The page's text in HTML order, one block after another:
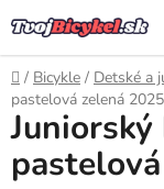
na
obsah
Domov
/ Bicykle / Detské a
pastelová zelená 2025
Juniorský